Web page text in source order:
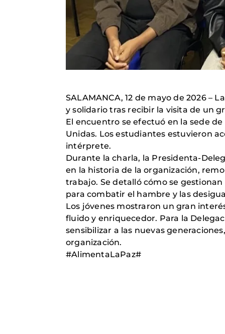
SALAMANCA, 12 de mayo de 2026 –
y solidario tras recibir la visita de un
El encuentro se efectuó en la sede
Unidas. Los estudiantes estuvieron
intérprete.
Durante la charla, la Presidenta-
en la historia de la organización,
trabajo. Se detalló cómo se
para combatir el hambre y las
Los jóvenes mostraron un gran
fluido y enriquecedor. Para la
sensibilizar a las nuevas
organización.
#AlimentaLaPaz#